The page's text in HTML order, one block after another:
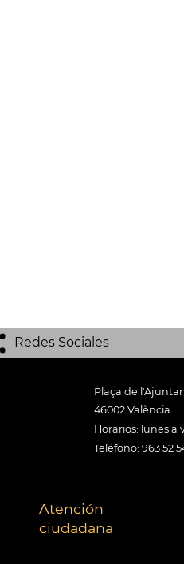
Redes Sociales
Plaça de
46002 València
Horarios: lunes a
Teléfono: 963 52
Atención
ciudadana